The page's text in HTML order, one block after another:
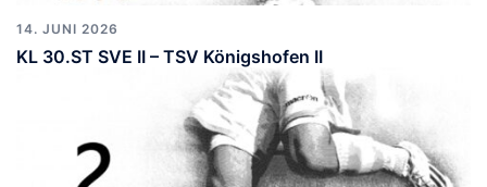
14. JUNI 2026
KL 30.ST SVE II – TSV Königshofen II